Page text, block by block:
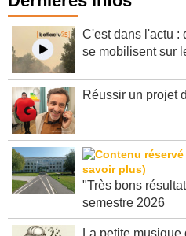
Dernières infos
C'est dans l'actu :
"Très bons